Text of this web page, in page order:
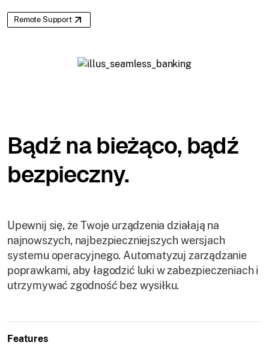
Remote Support
Bądź na bieżąco, bądź
bezpieczny.
Upewnij się, że Twoje urządzenia działają na
najnowszych, najbezpieczniejszych wersjach
systemu operacyjnego. Automatyzuj zarządzanie
poprawkami, aby łagodzić luki w zabezpieczeniach i
utrzymywać zgodność bez wysiłku.
Features